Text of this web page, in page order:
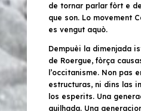
de tornar parlar fòrt e
que son. Lo movement
es vengut aquò.
Dempuèi la dimenjada
de Roergue, fòrça
l’occitanisme. Non pas
estructuras, ni dins las
los esperits. Una
quilhada. Una